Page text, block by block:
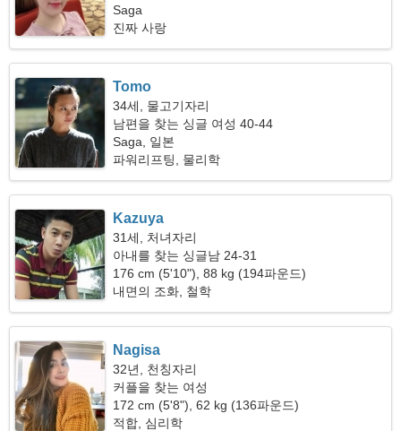
Saga
진짜 사랑
Tomo
34세, 물고기자리
남편을 찾는 싱글 여성 40-44
Saga, 일본
파워리프팅, 물리학
Kazuya
31세, 처녀자리
아내를 찾는 싱글남 24-31
176 cm (5'10"), 88 kg (194파운드)
내면의 조화, 철학
Nagisa
32년, 천칭자리
커플을 찾는 여성
172 cm (5'8"), 62 kg (136파운드)
적합, 심리학